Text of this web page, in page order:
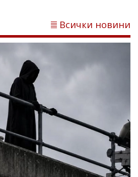
Всички новини